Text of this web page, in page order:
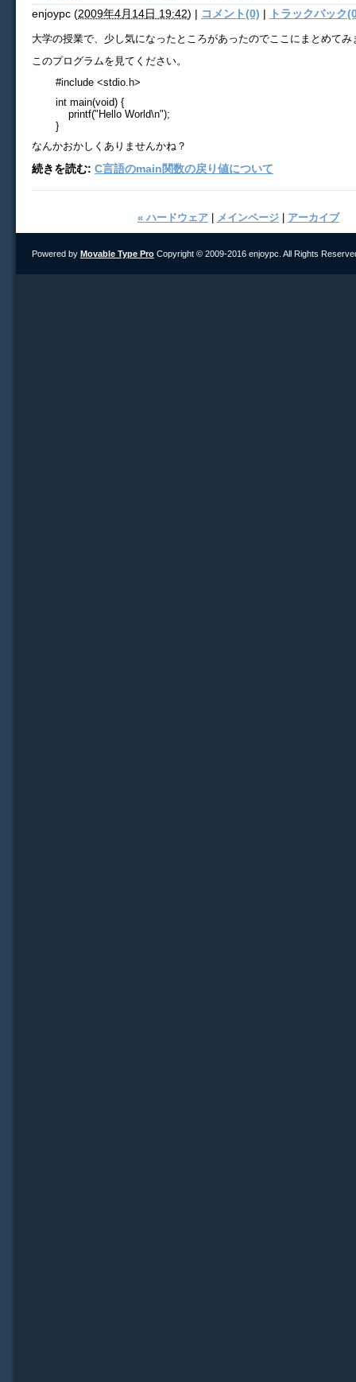
enjoypc (2009年4月14日 19:42) | コメント(0) | トラックバック
大学の授業で、少し気になったところがあったのでここにまとめてみ
このプログラムを見てください。
#include <stdio.h>
int main(void) {
printf("Hello World\n");
}
なんかおかしくありませんかね？
続きを読む: C言語のmain関数の戻り値について
« ハードウェア | メインページ | アーカイブ
Powered by Movable Type Pro Copyright © 2009-2016 enjoypc. All Rights